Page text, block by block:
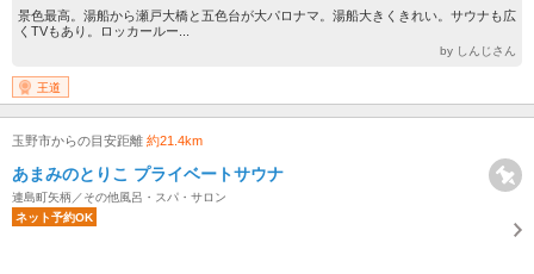
景色最高。湯船から瀬戸大橋と五色台が大パロナマ。湯船大きくきれい。サウナも広
くTVもあり。ロッカールー...
by しんじさん
王道
玉野市からの目安距離 約21.4km
あまみのとりこ プライベートサウナ
連島町矢柄／その他風呂・スパ・サロン
ネット予約OK